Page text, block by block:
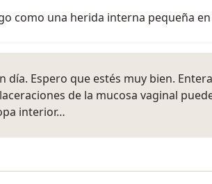
como una herida interna pequeña
día. Espero que estés muy bien.
de la mucosa vaginal
interior…